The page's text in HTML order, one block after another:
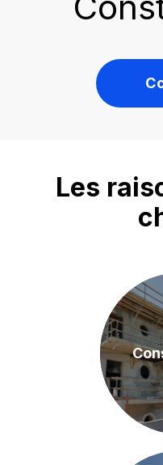
Les